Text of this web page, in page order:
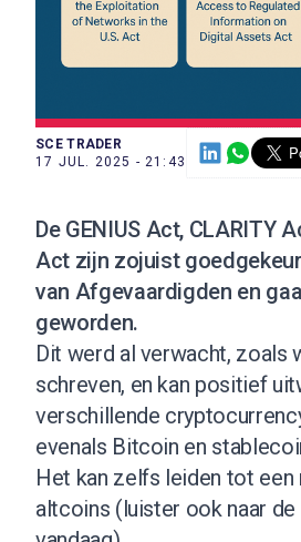
SCE TRADER
17 JUL. 2025 - 21:43
De GENIUS Act, CLARITY
Act zijn zojuist
van Afgevaardigden en
geworden.
Dit werd al verwacht, zoals
schreven, en kan positief
verschillende
evenals Bitcoin en
Het kan zelfs leiden tot een
altcoins (luister ook naar